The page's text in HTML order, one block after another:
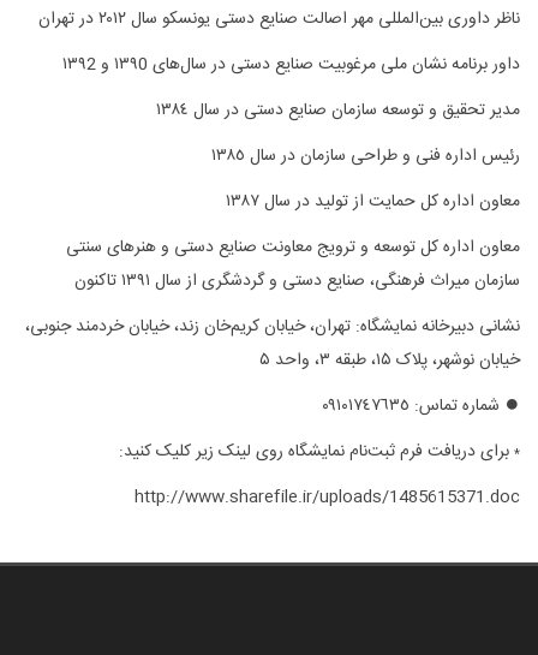
ناظر داوری بین‌المللی مهر اصالت صنایع دستی یونسكو سال ٢٠١٢ در تهران
داور برنامه نشان ملی مرغوبیت صنایع دستی در سال‌های ١٣٩0 و ١٣٩2
مدیر تحقیق و توسعه سازمان صنایع دستی در سال ١٣٨٤
رئیس اداره فنی و طراحی سازمان در سال ١٣٨٥
معاون اداره كل حمایت از تولید در سال ١٣٨٧
معاون اداره كل توسعه و ترویج معاونت صنایع دستی و هنرهای سنتی
سازمان میراث فرهنگی، صنایع دستی و گردشگری از سال ١٣٩١ تاكنون
نشانی دبیرخانه نمایشگاه: تهران، خیابان کریم‌خان زند، خیابان خردمند جنوبی،
خیابان نوشهر، پلاک ۱۵، طبقه ۳، واحد ۵
⏺ شماره تماس: ٠٩١٠١٧٤٧٦٣٥
* برای دریافت فرم ثبت‌نام نمایشگاه روی لینک زیر کلیک کنید:
http://www.sharefile.ir/uploads/1485615371.doc